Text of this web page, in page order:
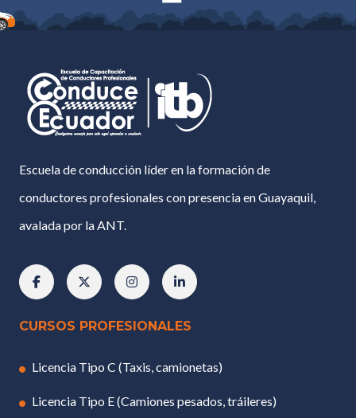
Escuela de conducción líder en la formación de
conductores profesionales con presencia en Guayaquil,
avalada por la ANT.
CURSOS PROFESIONALES
Licencia Tipo C (Taxis, camionetas)
Licencia Tipo E (Camiones pesados, tráileres)